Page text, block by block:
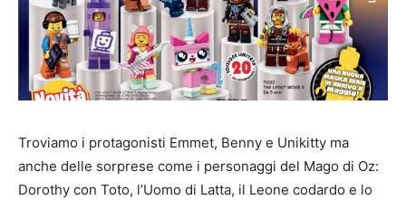
Troviamo i protagonisti Emmet, Benny e Unikitty ma
anche delle sorprese come i personaggi del Mago di Oz:
Dorothy con Toto, l’Uomo di Latta, il Leone codardo e lo